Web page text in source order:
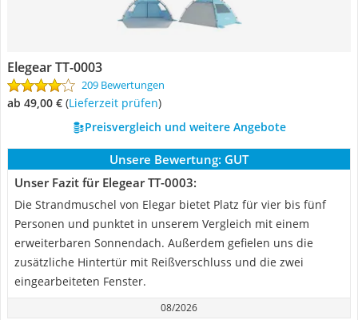
Elegear ‎TT-0003
209 Bewertungen
ab 49,00 € (Lieferzeit prüfen)
Preisvergleich und weitere Angebote
Unsere Bewertung: GUT
Unser Fazit für Elegear ‎TT-0003:
Die Strandmuschel von Elegar bietet Platz für vier bis fünf
Personen und punktet in unserem Vergleich mit einem
erweiterbaren Sonnendach. Außerdem gefielen uns die
zusätzliche Hintertür mit Reißverschluss und die zwei
eingearbeiteten Fenster.
08/2026